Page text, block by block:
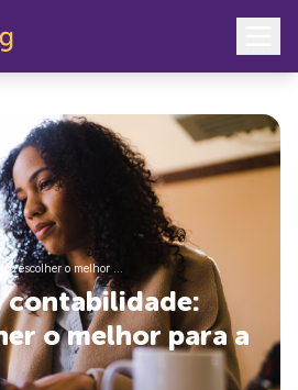
escolher o melhor …
contabilidade:
o melhor para a